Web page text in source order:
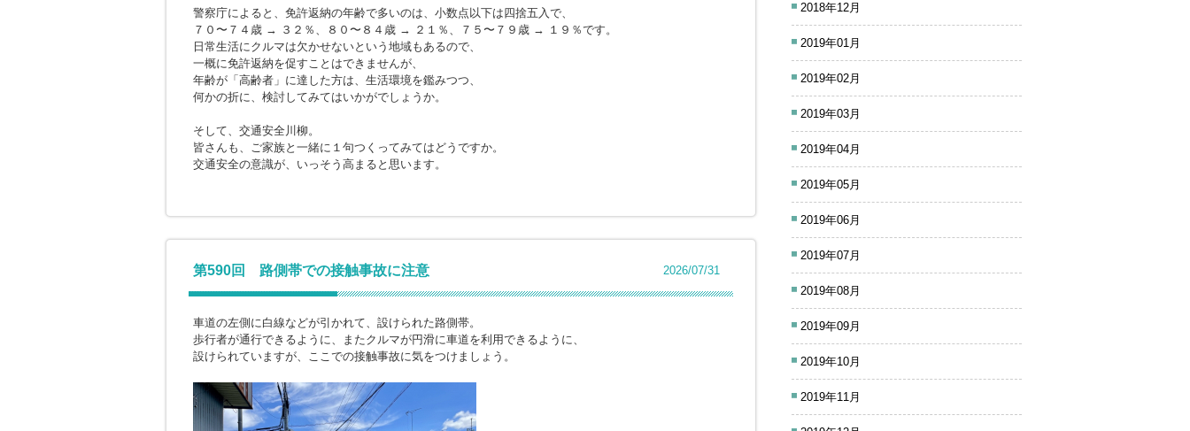
警察庁によると、免許返納の年齢で多いのは、小数点以下は四捨五入で、
７０〜７４歳 → ３２％、８０〜８４歳 → ２１％、７５〜７９歳 → １９％です。
日常生活にクルマは欠かせないという地域もあるので、
一概に免許返納を促すことはできませんが、
年齢が「高齢者」に達した方は、生活環境を鑑みつつ、
何かの折に、検討してみてはいかがでしょうか。
そして、交通安全川柳。
皆さんも、ご家族と一緒に１句つくってみてはどうですか。
交通安全の意識が、いっそう高まると思います。
第590回 路側帯での接触事故に注意 2026/07/31
車道の左側に白線などが引かれて、設けられた路側帯。
歩行者が通行できるように、またクルマが円滑に車道を利用できるように、
設けられていますが、ここでの接触事故に気をつけましょう。
2018年12月
2019年01月
2019年02月
2019年03月
2019年04月
2019年05月
2019年06月
2019年07月
2019年08月
2019年09月
2019年10月
2019年11月